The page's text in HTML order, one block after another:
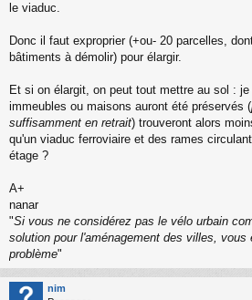
le viaduc.
Donc il faut exproprier (+ou- 20 parcelles,
bâtiments à démolir) pour élargir.
Et si on élargit, on peut tout mettre au sol :
immeubles ou maisons auront été préservés (
suffisamment en retrait) trouveront alors
qu'un viaduc ferroviaire et des rames
étage ?
A+
nanar
"Si vous ne considérez pas le vélo urbain
solution pour l'aménagement des villes, vous
problème"
nim